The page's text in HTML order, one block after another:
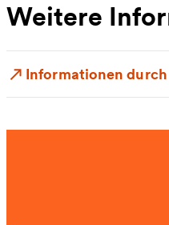
Weitere
Informationen durch